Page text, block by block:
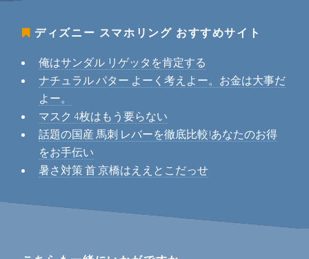
ディズニー スマホリング おすすめサイト
俺はサンダル リゲッタを肯定する
ナチュラル パター よーく考えよー。お金は大事だ
よー。
マスク 4枚はもう要らない
話題の国産 馬刺 レバーを徹底比較!あなたのお得
をお手伝い
暑さ対策 首 京橋はええとこだっせ